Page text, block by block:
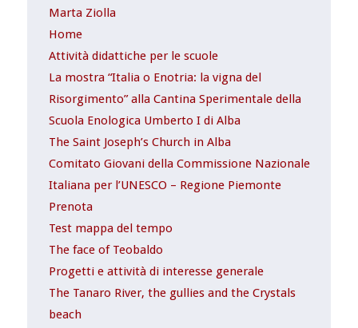
Marta Ziolla
Home
Attività didattiche per le scuole
La mostra “Italia o Enotria: la vigna del
Risorgimento” alla Cantina Sperimentale della
Scuola Enologica Umberto I di Alba
The Saint Joseph’s Church in Alba
Comitato Giovani della Commissione Nazionale
Italiana per l’UNESCO – Regione Piemonte
Prenota
Test mappa del tempo
The face of Teobaldo
Progetti e attività di interesse generale
The Tanaro River, the gullies and the Crystals
beach